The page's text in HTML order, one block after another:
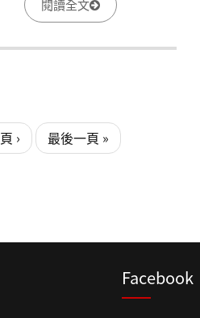
閱讀全文
› 最後一頁 »
Facebook